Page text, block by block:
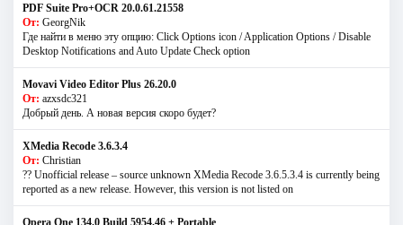
PDF Suite Pro+OCR 20.0.61.21558
От: GeorgNik
Где найти в меню эту опцию: Click Options icon / Application Options / Disable
Desktop Notifications and Auto Update Check option
Movavi Video Editor Plus 26.20.0
От: azxsdc321
Добрый день. А новая версия скоро будет?
XMedia Recode 3.6.3.4
От: Christian
?? Unofficial release – source unknown XMedia Recode 3.6.5.3.4 is currently being
reported as a new release. However, this version is not listed on
Opera One 134.0 Build 5954.46 + Portable